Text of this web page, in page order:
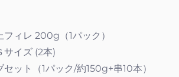
フィレ 200g（1パック）
サイズ (2本)
ット（1パック/約150g+串10本）